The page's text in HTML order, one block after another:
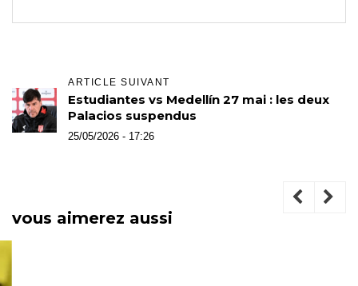
ARTICLE SUIVANT
Estudiantes vs Medellín 27 mai : les deux
Palacios suspendus
25/05/2026 - 17:26
vous aimerez aussi